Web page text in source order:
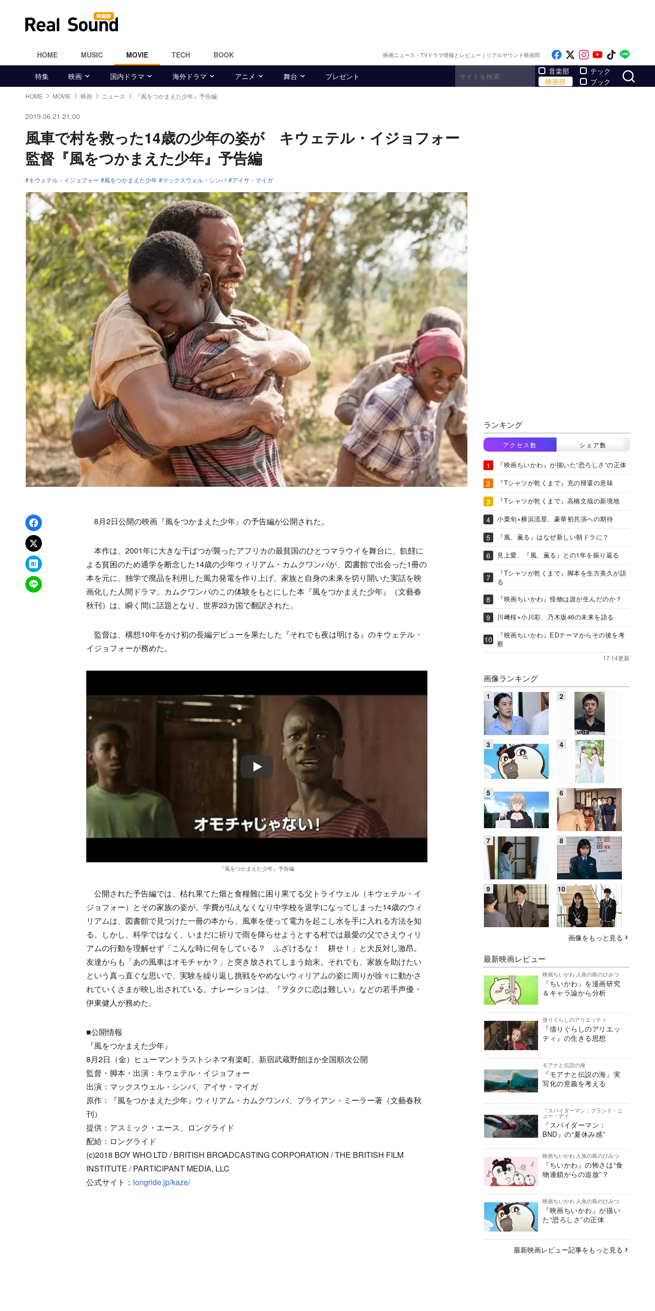
HOME MUSIC MOVIE TECH BOOK 映画ニュース・TVドラマ情報とレビュー｜リアルサウンド映画部 Like on Facebook
Follow on x
Follow on
Follow on
Follow
特集 映画 国内ドラマ 海外ドラマ アニメ 舞台 プレゼント
音楽部
映画部
テック
ブック
HOME MOVIE 映画 ニュース 『風をつかまえた少年』予告編
2019.06.21 21:00
風車で村を救った14歳の少年の姿が キウェテル・イジョフォー
監督『風をつかまえた少年』予告編
キウェテル・イジョフォー 風をつかまえた少年 マックスウェル・シンバ アイサ・マイガ
Facebookでシェア
xでポスト
はてなブックマーク
LINEで送る
8月2日公開の映画『風をつかまえた少年』の予告編が公開された。
本作は、2001年に大きな干ばつが襲ったアフリカの最貧国のひとつマラウイを舞台に、飢饉に
よる貧困のため通学を断念した14歳の少年ウィリアム・カムクワンバが、図書館で出会った1冊の
本を元に、独学で廃品を利用した風力発電を作り上げ、家族と自身の未来を切り開いた実話を映
画化した人間ドラマ。カムクワンバのこの体験をもとにした本『風をつかまえた少年』（文藝春
秋刊）は、瞬く間に話題となり、世界23カ国で翻訳された。
監督は、構想10年をかけ初の長編デビューを果たした『それでも夜は明ける』のキウェテル・
イジョフォーが務めた。
『風をつかまえた少年』予告編
公開された予告編では、枯れ果てた畑と食糧難に困り果てる父トライウェル（キウェテル・イ
ジョフォー）とその家族の姿が。学費が払えなくなり中学校を退学になってしまった14歳のウィ
リアムは、図書館で見つけた一冊の本から、風車を使って電力を起こし水を手に入れる方法を知
る。しかし、科学ではなく、いまだに祈りで雨を降らせようとする村では最愛の父でさえウィリ
アムの行動を理解せず「こんな時に何をしている？ ふざけるな！ 耕せ！」と大反対し激昂。
友達からも「あの風車はオモチャか？」と突き放されてしまう始末。それでも、家族を助けたい
という真っ直ぐな思いで、実験を繰り返し挑戦をやめないウィリアムの姿に周りが徐々に動かさ
れていくさまが映し出されている。 ナレーションは、『ヲタクに恋は難しい』などの若手声優・
伊東健人が務めた。
■公開情報
『風をつかまえた少年』
8月2日（金）ヒューマントラストシネマ有楽町、新宿武蔵野館ほか全国順次公開
監督・脚本・出演：キウェテル・イジョフォー
出演：マックスウェル・シンバ、アイサ・マイガ
原作：『風をつかまえた少年』ウィリアム・カムクワンバ、ブライアン・ミーラー著（文藝春秋
刊）
提供：アスミック・エース、ロングライド
配給：ロングライド
(c)2018 BOY WHO LTD / BRITISH BROADCASTING CORPORATION / THE BRITISH FILM
INSTITUTE / PARTICIPANT MEDIA, LLC
公式サイト： longride.jp/kaze/
ランキング
アクセス数 シェア数
『映画ちいかわ』が描いた“恐ろしさ”の正体
『Tシャツが乾くまで』充の帰還の意味
『Tシャツが乾くまで』高橋文哉の新境地
小栗旬×横浜流星、豪華初共演への期待
『風、薫る』はなぜ新しい朝ドラに？
見上愛、『風、薫る』との1年を振り返る
『Tシャツが乾くまで』脚本を生方美久が語
る
『映画ちいかわ』怪物は誰が生んだのか？
川﨑桜×小川彩、乃木坂46の未来を語る
『映画ちいかわ』EDテーマからその後を考
察
17:14更新
画像ランキング
画像をもっと見る
最新映画レビュー
映画ちいかわ 人魚の島のひみつ
『ちいかわ』を漫画研究
＆キャラ論から分析
借りぐらしのアリエッティ
『借りぐらしのアリエッ
ティ』の生きる思想
モアナと伝説の海
『モアナと伝説の海』実
写化の意義を考える
『スパイダーマン：ブランド・ニ
ュー・デイ
『スパイダーマン：
BND』の“夏休み感”
映画ちいかわ 人魚の島のひみつ
『ちいかわ』の怖さは“食
物連鎖からの追放”？
映画ちいかわ 人魚の島のひみつ
『映画ちいかわ』が描い
た“恐ろしさ”の正体
最新映画レビュー記事をもっと見る